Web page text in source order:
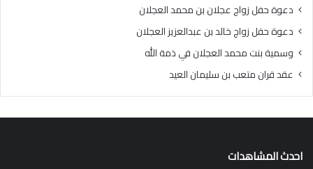
دعوة حفل زواج عجلان بن محمد العجلان
دعوة حفل زواج خالد بن عبدالعزيز العجلان
وسمية بنت محمد العجلان في ذمة الله
عقد قران متعب بن سليمان العيد
احدث المشاهدات